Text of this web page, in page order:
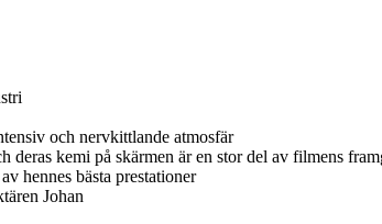
och nervkittlande atmosfär
deras kemi på skärmen är en stor del av filmens
hennes bästa prestationer
Johan